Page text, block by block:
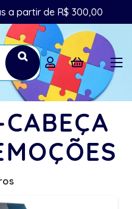
a partir de R$ 300,00